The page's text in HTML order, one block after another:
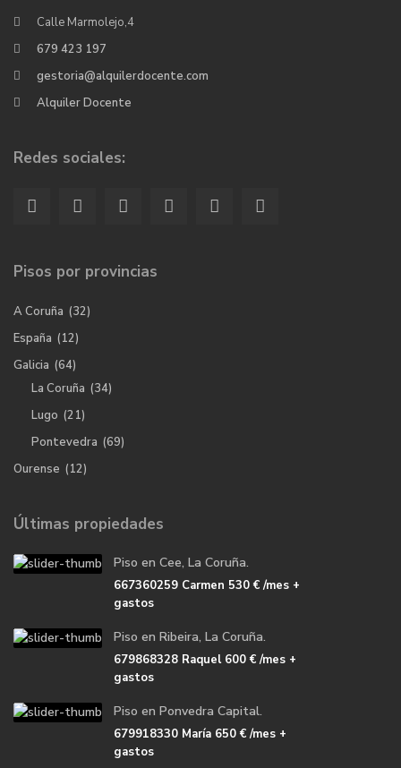
Calle Marmolejo,4
679 423 197
gestoria@alquilerdocente.com
Alquiler Docente
Redes sociales:
Pisos por provincias
A Coruña (32)
España (12)
Galicia (64)
La Coruña (34)
Lugo (21)
Pontevedra (69)
Ourense (12)
Últimas propiedades
Piso en Cee, La Coruña.
667360259 Carmen 530 €/mes +
gastos
Piso en Ribeira, La Coruña.
679868328 Raquel600 €/mes +
gastos
Piso en Ponvedra Capital.
679918330 María 650 €/mes +
gastos